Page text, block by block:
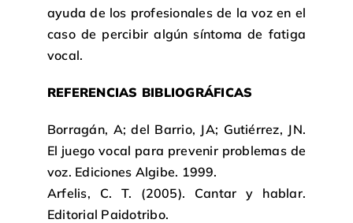
ayuda de los profesionales de la voz en el
caso de percibir algún síntoma de fatiga
vocal.
REFERENCIAS BIBLIOGRÁFICAS
Borragán, A; del Barrio, JA; Gutiérrez, JN.
El juego vocal para prevenir problemas de
voz. Ediciones Algibe. 1999.
Arfelis, C. T. (2005). Cantar y hablar.
Editorial Paidotribo.